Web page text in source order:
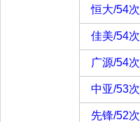
恒大/54次
佳美/54次
广源/54次
中亚/53次
先锋/52次